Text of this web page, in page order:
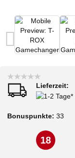
Lieferzeit:
Bonuspunkte: 33
18